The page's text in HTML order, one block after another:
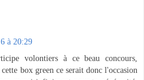
à 20:29
volontiers à ce beau concours,
box green ce serait donc l'occasion